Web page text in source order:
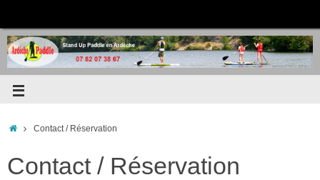
Contact / Réservation
Contact / Réservation